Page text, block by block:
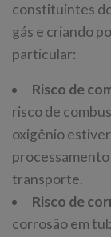
constituintes
gás e criando
particular:
Risco de
risco de
oxigênio
processamento
transporte.
Risco de
corrosão em